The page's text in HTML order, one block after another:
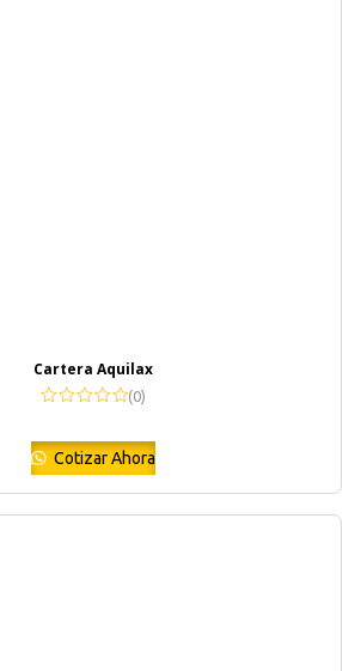
Cartera Aquilax
(0)
Cotizar Ahora